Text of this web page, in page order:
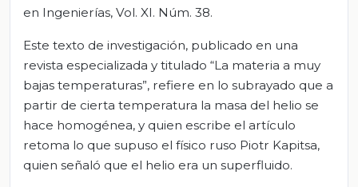
en Ingenierías, Vol. XI. Núm. 38.
Este texto de investigación, publicado en una
revista especializada y titulado “La materia a muy
bajas temperaturas”, refiere en lo subrayado que a
partir de cierta temperatura la masa del helio se
hace homogénea, y quien escribe el artículo
retoma lo que supuso el físico ruso Piotr Kapitsa,
quien señaló que el helio era un superfluido.